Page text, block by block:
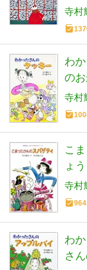
寺村
わ
の
寺村
こ
ょ
寺村
964
わ
さ